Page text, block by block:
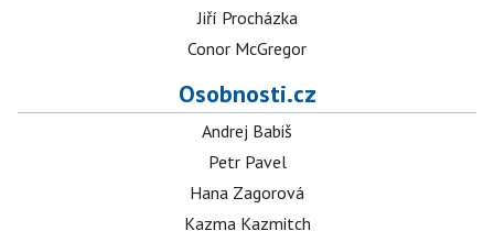
Jiří Procházka
Conor McGregor
Osobnosti.cz
Andrej Babiš
Petr Pavel
Hana Zagorová
Kazma Kazmitch